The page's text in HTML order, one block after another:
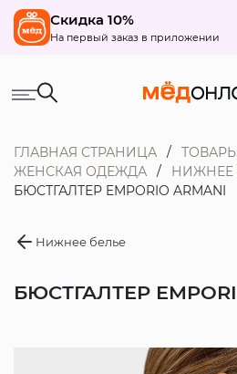
Скидка 10%
На первый заказ в приложении
ГЛАВНАЯ СТРАНИЦА ТОВАРЫ
ЖЕНСКАЯ ОДЕЖДА
НИЖНЕЕ
БЮСТГАЛТЕР EMPORIO ARMANI
Нижнее белье
БЮСТГАЛТЕР